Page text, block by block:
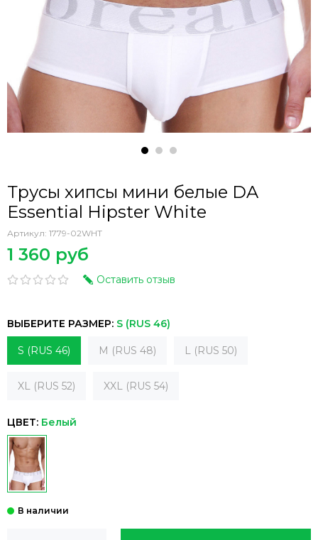
Трусы хипсы мини белые DA
Essential Hipster White
Артикул: 1779-02WHT
1 360 руб
Оставить отзыв
ВЫБЕРИТЕ РАЗМЕР: S (RUS 46)
S (RUS 46) M (RUS 48) L (RUS 50)
XL (RUS 52) XXL (RUS 54)
ЦВЕТ: Белый